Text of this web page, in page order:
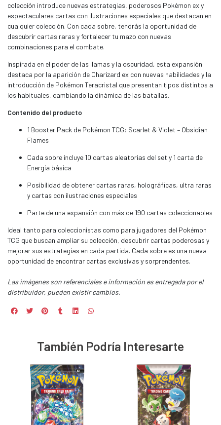
colección introduce nuevas estrategias, poderosos Pokémon ex y
espectaculares cartas con ilustraciones especiales que destacan en
cualquier colección. Con cada sobre, tendrás la oportunidad de
descubrir cartas raras y fortalecer tu mazo con nuevas
combinaciones para el combate.
Inspirada en el poder de las llamas y la oscuridad, esta expansión
destaca por la aparición de Charizard ex con nuevas habilidades y la
introducción de Pokémon Teracristal que presentan tipos distintos a
los habituales, cambiando la dinámica de las batallas.
Contenido del producto
1 Booster Pack de Pokémon TCG: Scarlet & Violet – Obsidian
Flames
Cada sobre incluye 10 cartas aleatorias del set y 1 carta de
Energía básica
Posibilidad de obtener cartas raras, holográficas, ultra raras
y cartas con ilustraciones especiales
Parte de una expansión con más de 190 cartas coleccionables
Ideal tanto para coleccionistas como para jugadores del Pokémon
TCG que buscan ampliar su colección, descubrir cartas poderosas y
mejorar sus estrategias en cada partida. Cada sobre es una nueva
oportunidad de encontrar cartas exclusivas y sorprendentes.
Las imágenes son referenciales e información es entregada por el
distribuidor, pueden existir cambios.
También Podría Interesarte